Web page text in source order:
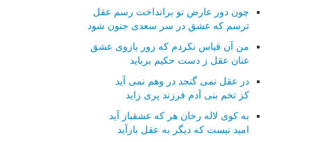
چون دور عارض تو برانداخت رسم عقل
ترسم که عشق در سر سعدی جنون شود
من آن قیاس نکردم که زور بازوی عشق
عنان عقل ز دست حکیم برباید
در عقل نمی گنجد در وهم نمی آید
کز تخم بنی آدم فرزند پری زاید
به کوی لاله رخان هر که عشقباز آید
امید نیست که دیگر به عقل بازآید